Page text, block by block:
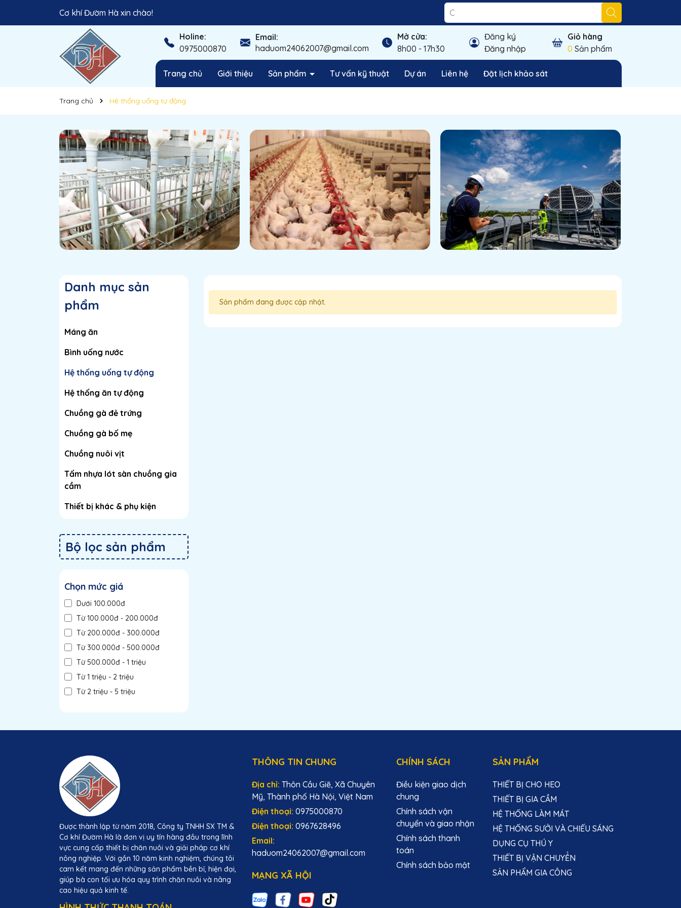
Cơ khí Đườm Hà xin chào!
Đồng hành cùng nhà nông Việt!
Holine:
0975000870
Email:
haduom24062007@gmail.com
Mở cửa:
8h00 - 17h30
Đăng ký
Đăng nhập
Giỏ hàng
0 Sản phẩm
Trang chủ Giới thiệu Sản phẩm Tư vấn kỹ thuật Dự án Liên hệ Đặt lịch khảo sát
Trang chủ Hệ thống uống tự động
Danh mục sản
phẩm
Máng ăn
Bình uống nước
Hệ thống uống tự động
Hệ thống ăn tự động
Chuồng gà đẻ trứng
Chuồng gà bố mẹ
Chuồng nuôi vịt
Tấm nhựa lót sàn chuồng gia
cầm
Thiết bị khác & phụ kiện
Bộ lọc sản phẩm
Chọn mức giá
Dưới 100.000đ
Từ 100.000đ - 200.000đ
Từ 200.000đ - 300.000đ
Từ 300.000đ - 500.000đ
Từ 500.000đ - 1 triệu
Từ 1 triệu - 2 triệu
Từ 2 triệu - 5 triệu
Sản phẩm đang được cập nhật.
Được thành lập từ năm 2018, Công ty TNHH SX TM &
Cơ khí Đườm Hà là đơn vị uy tín hàng đầu trong lĩnh
vực cung cấp thiết bị chăn nuôi và giải pháp cơ khí
nông nghiệp. Với gần 10 năm kinh nghiệm, chúng tôi
cam kết mang đến những sản phẩm bền bỉ, hiện đại,
giúp bà con tối ưu hóa quy trình chăn nuôi và nâng
cao hiệu quả kinh tế.
THÔNG TIN CHUNG
Địa chỉ: Thôn Cầu Giẽ, Xã Chuyên
Mỹ, Thành phố Hà Nội, Việt Nam
Điện thoại: 0975000870
Điện thoại: 0967628496
Email:
haduom24062007@gmail.com
MẠNG XÃ HỘI
CHÍNH SÁCH
Điều kiện giao dịch
chung
Chính sách vận
chuyển và giao nhận
Chính sách thanh
toán
Chính sách bảo mật
SẢN PHẨM
THIẾT BỊ CHO HEO
THIẾT BỊ GIA CẦM
HỆ THỐNG LÀM MÁT
HỆ THỐNG SƯỞI VÀ CHIẾU SÁNG
DỤNG CỤ THÚ Y
THIẾT BỊ VẬN CHUYỂN
SẢN PHẨM GIA CÔNG